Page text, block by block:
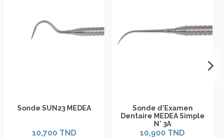
Sonde SUN23 MEDEA
10,700 TND
Sonde d'Examen
Dentaire MEDEA Simple
N° 3A
10,900 TND